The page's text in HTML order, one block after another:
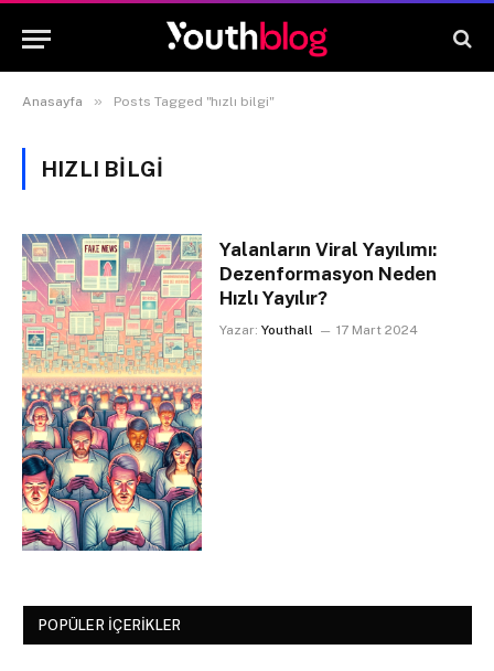
Anasayfa » Posts Tagged "hızlı bilgi"
HIZLI BILGI
Yalanların Viral Yayılımı:
Dezenformasyon Neden
Hızlı Yayılır?
Yazar: Youthall 17 Mart 2024
POPÜLER İÇERIKLER